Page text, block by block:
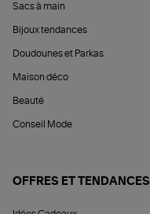
Sacs à main
Bijoux tendances
Doudounes et Parkas
Maison déco
Beauté
Conseil Mode
OFFRES ET TENDANCES